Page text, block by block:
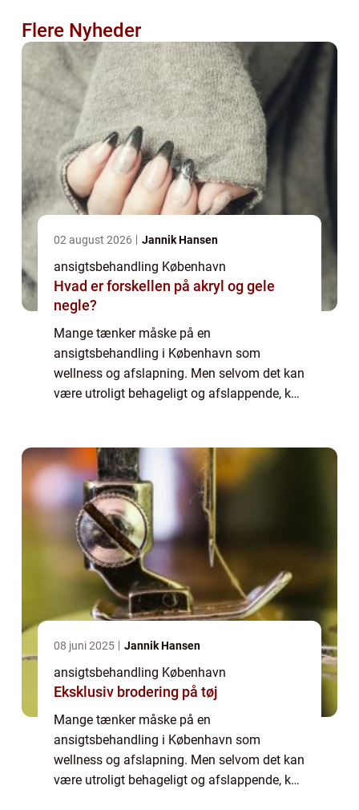
Flere Nyheder
02 august 2026 Jannik Hansen
ansigtsbehandling København
Hvad er forskellen på akryl og gele
negle?
Mange tænker måske på en
ansigtsbehandling i København som
wellness og afslapning. Men selvom det kan
være utroligt behageligt og afslappende, kan
har med din hud. ...
08 juni 2025 Jannik Hansen
ansigtsbehandling København
Eksklusiv brodering på tøj
Mange tænker måske på en
ansigtsbehandling i København som
wellness og afslapning. Men selvom det kan
være utroligt behageligt og afslappende, kan